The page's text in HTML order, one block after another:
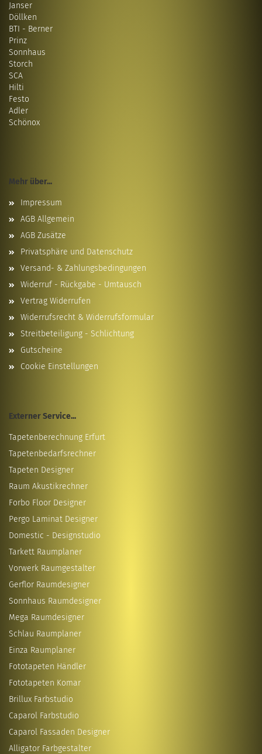
Janser
Döllken
BTI - Berner
Prinz
Sonnhaus
Storch
SCA
Hilti
Festo
Adler
Schönox
Mehr über...
Impressum
AGB Allgemein
AGB Zusätze
Privatsphäre und Datenschutz
Versand- & Zahlungsbedingungen
Widerruf - Rückgabe - Umtausch
Vertrag Widerrufen
Widerrufsrecht & Widerrufsformular
Streitbeteiligung - Schlichtung
Gutscheine
Cookie Einstellungen
Externer Service...
Tapetenberechnung Erfurt
Tapetenbedarfsrechner
Tapeten Designer
Raum Akustikrechner
Forbo Floor Designer
Pergo Laminat Designer
Domestic - Designstudio
Tarkett Raumplaner
Vorwerk Raumgestalter
Gerflor Raumdesigner
Sonnhaus Raumdesigner
Mega Raumdesigner
Schlau Raumplaner
Einza Raumplaner
Fototapeten Händler
Fototapeten Komar
Brillux Farbstudio
Caparol Farbstudio
Caparol Fassaden Designer
Alligator Farbgestalter